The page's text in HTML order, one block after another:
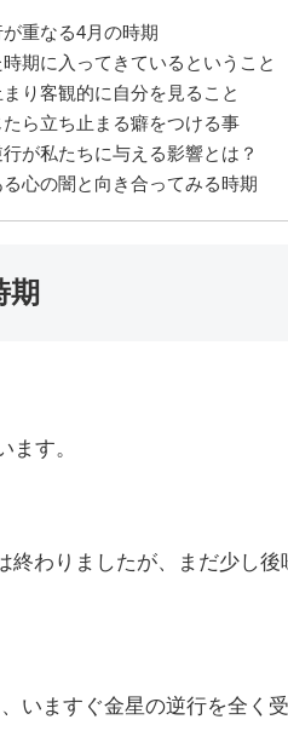
重なる4月の時期
期に入ってきているということ
り客観的に自分を見ること
ら立ち止まる癖をつける事
が私たちに与える影響とは？
心の闇と向き合ってみる時期
期
ます。
わりましたが、まだ少し
いますぐ金星の逆行を全く